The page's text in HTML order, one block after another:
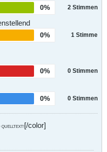
0% 2 Stimmen
0% 1 Stimme
0% 0 Stimmen
0% 0 Stimmen
QUELLTEXT![/color]